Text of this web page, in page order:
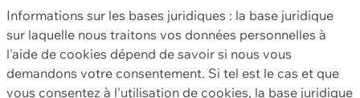
Informations sur les bases juridiques : la base juridique
sur laquelle nous traitons vos données personnelles à
l'aide de cookies dépend de savoir si nous vous
demandons votre consentement. Si tel est le cas et que
vous consentez à l'utilisation de cookies, la base juridique